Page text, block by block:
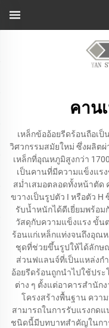
คาน
เหล็กข้ออ้อยรีดร้อนถือเ
วิศวกรรมสมัยใหม่ ซึ่งผลิต
เหล็กที่อุณหภูมิสูงกว่า
เป็นคานที่มีความแข็งแร
สม่ำเสมอตลอดทั้งหน้าตั
ขวางเป็นรูปตัว I หรือตัว H
รับน้ำหนักได้ดีเยี่ยมพร้อ
วัสดุกับความแข็งแรง ขั้น
ร้อนแก่เหล็กแท่งจนถึงอุณ
ชุดที่ช่วยขึ้นรูปให้ได้ลักษ
ส่วนฟแลนจ์ที่เป็นแหล่งก
อ้อยรีดร้อนถูกนำไปใช้ประ
ต่าง ๆ ตั้งแต่อาคารสำนัก
โครงสร้างพื้นฐาน ควา
สามารถในการรับแรงกด
ชนิดนี้มีบทบาทสำคัญในกา